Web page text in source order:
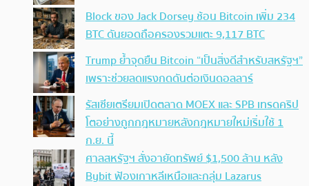
Block ของ Jack Dorsey ช้อน Bitcoin เพิ่ม 234
BTC ดันยอดถือครองรวมแตะ 9,117 BTC
Trump ย้ำจุดยืน Bitcoin “เป็นสิ่งดีสำหรับสหรัฐฯ”
เพราะช่วยลดแรงกดดันต่อเงินดอลลาร์
รัสเซียเตรียมเปิดตลาด MOEX และ SPB เทรดคริป
โตอย่างถูกกฎหมายหลังกฎหมายใหม่เริ่มใช้ 1
ก.ย. นี้
ศาลสหรัฐฯ สั่งอายัดทรัพย์ $1,500 ล้าน หลัง
Bybit ฟ้องเกาหลีเหนือและกลุ่ม Lazarus